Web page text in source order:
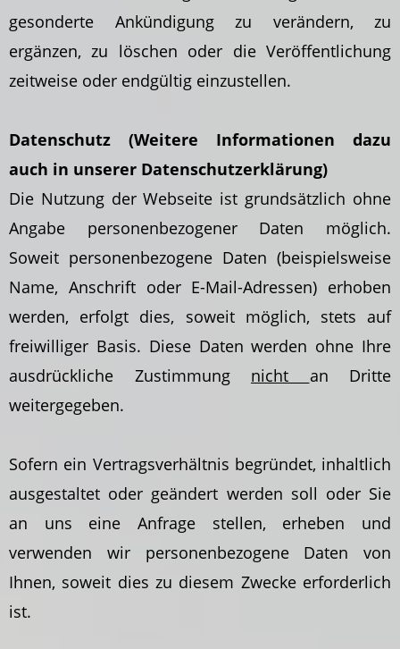
gesonderte Ankündigung zu verändern, zu
ergänzen, zu löschen oder die Veröffentlichung
zeitweise oder endgültig einzustellen.
Datenschutz (Weitere Informationen dazu
auch in unserer Datenschutzerklärung)
Die Nutzung der Webseite ist grundsätzlich ohne
Angabe personenbezogener Daten möglich.
Soweit personenbezogene Daten (beispielsweise
Name, Anschrift oder E-Mail-Adressen) erhoben
werden, erfolgt dies, soweit möglich, stets auf
freiwilliger Basis. Diese Daten werden ohne Ihre
ausdrückliche Zustimmung nicht an Dritte
weitergegeben.
Sofern ein Vertragsverhältnis begründet, inhaltlich
ausgestaltet oder geändert werden soll oder Sie
an uns eine Anfrage stellen, erheben und
verwenden wir personenbezogene Daten von
Ihnen, soweit dies zu diesem Zwecke erforderlich
ist.